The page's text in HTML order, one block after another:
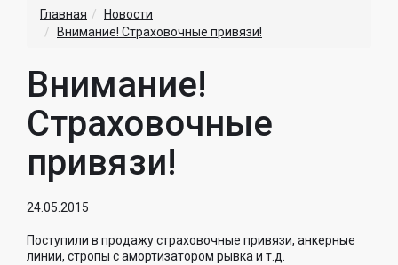
Главная
Новости
Внимание! Страховочные привязи!
Внимание!
Страховочные
привязи!
24.05.2015
Поступили в продажу страховочные привязи, анкерные
линии, стропы с амортизатором рывка и т.д.